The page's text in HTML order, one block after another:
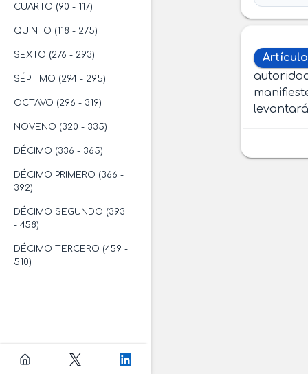
CUARTO (90 - 117)
QUINTO (118 - 275)
SEXTO (276 - 293)
SÉPTIMO (294 - 295)
OCTAVO (296 - 319)
NOVENO (320 - 335)
DÉCIMO (336 - 365)
DÉCIMO PRIMERO (366 -
392)
DÉCIMO SEGUNDO (393
- 458)
DÉCIMO TERCERO (459 -
510)